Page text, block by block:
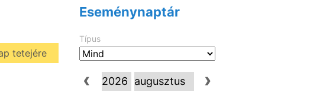
tetejére
Eseménynaptár
Típus